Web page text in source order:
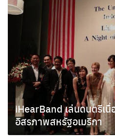
iHearBand เล่นดนตรีเนื่
อิสรภาพสหรัฐอเมริกา
กรกฎาคม 5, 2013